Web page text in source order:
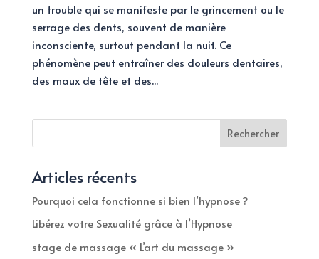
un trouble qui se manifeste par le grincement ou le
serrage des dents, souvent de manière
inconsciente, surtout pendant la nuit. Ce
phénomène peut entraîner des douleurs dentaires,
des maux de tête et des...
Rechercher
Articles récents
Pourquoi cela fonctionne si bien l’hypnose ?
Libérez votre Sexualité grâce à l’Hypnose
stage de massage « L’art du massage »